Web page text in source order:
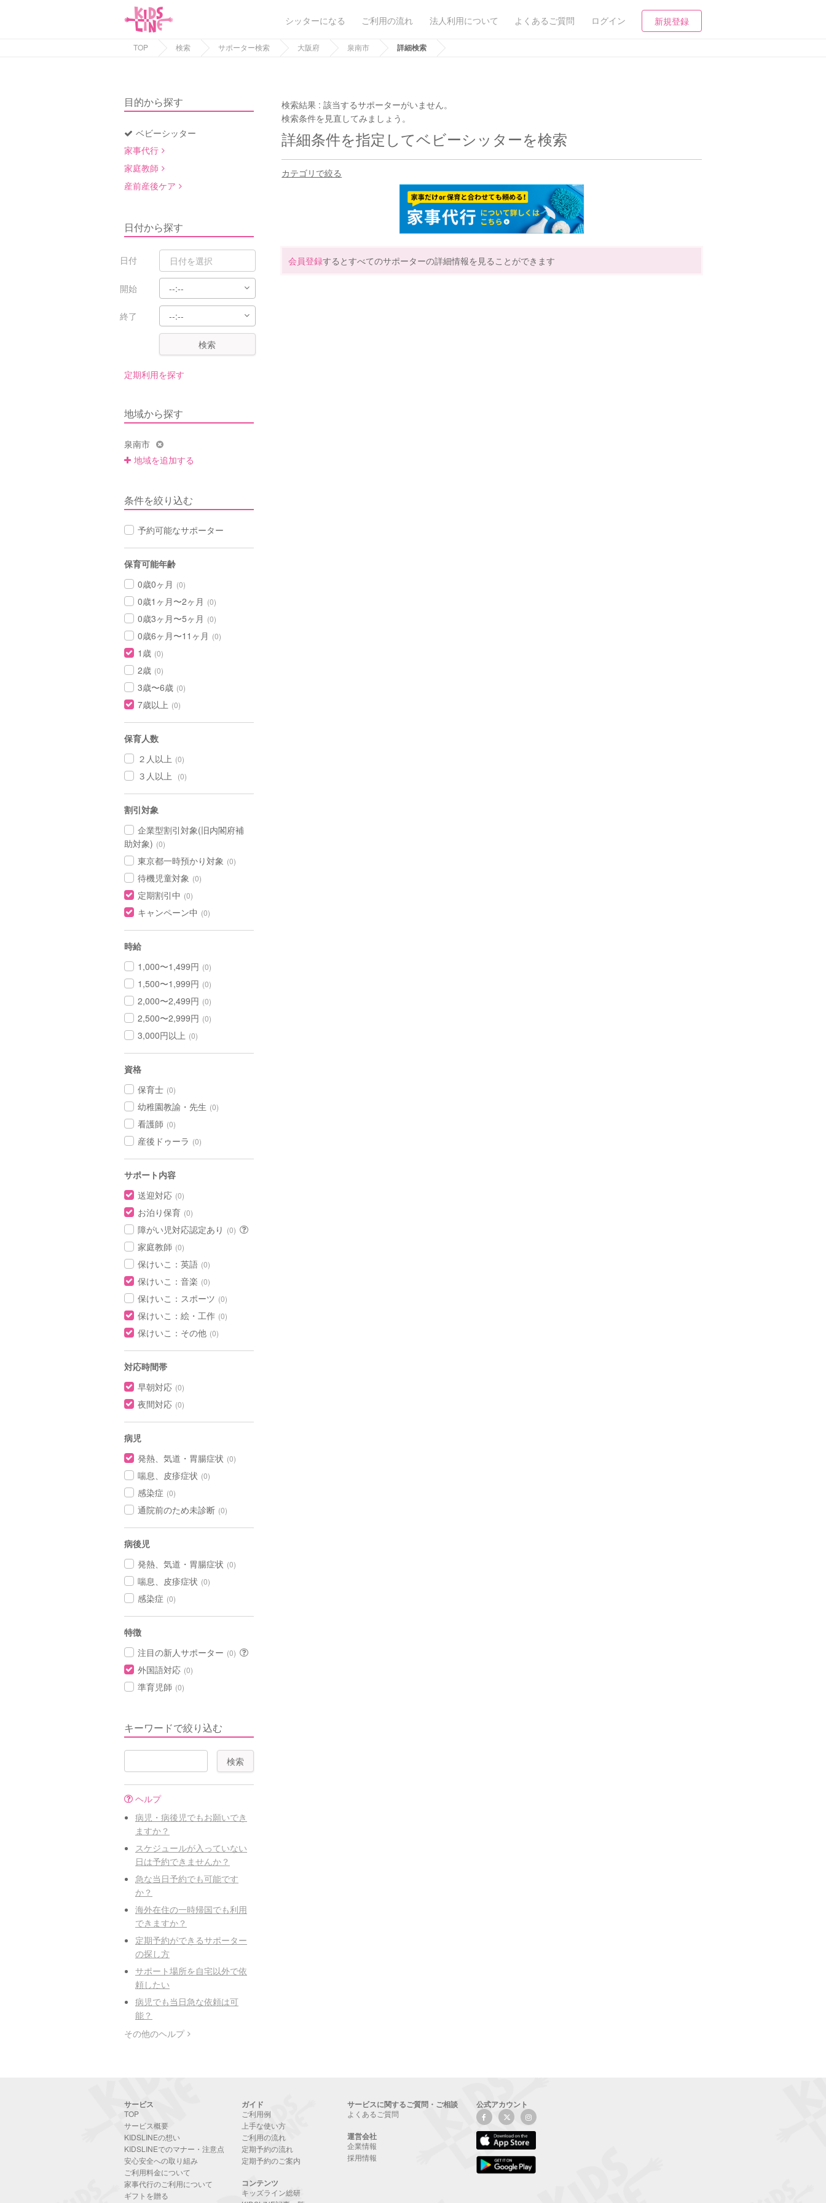
シッターになる ご利用の流れ 法人利用について よくあるご質問 ログイン 新規登録
TOP 検索 サポーター検索 大阪府 泉南市 詳細検索
目的から探す
ベビーシッター
家事代行
家庭教師
産前産後ケア
日付から探す
日付
開始
終了
検索
定期利用を探す
地域から探す
泉南市
地域を追加する
条件を絞り込む
予約可能なサポーター
保育可能年齢
0歳0ヶ月 (0)
0歳1ヶ月〜2ヶ月 (0)
0歳3ヶ月〜5ヶ月 (0)
0歳6ヶ月〜11ヶ月 (0)
1歳 (0)
2歳 (0)
3歳〜6歳 (0)
7歳以上 (0)
保育人数
２人以上 (0)
３人以上 (0)
割引対象
企業型割引対象(旧内閣府補
助対象) (0)
東京都一時預かり対象 (0)
待機児童対象 (0)
定期割引中 (0)
キャンペーン中 (0)
時給
1,000〜1,499円 (0)
1,500〜1,999円 (0)
2,000〜2,499円 (0)
2,500〜2,999円 (0)
3,000円以上 (0)
資格
保育士 (0)
幼稚園教諭・先生 (0)
看護師 (0)
産後ドゥーラ (0)
サポート内容
送迎対応 (0)
お泊り保育 (0)
障がい児対応認定あり (0)
家庭教師 (0)
保けいこ：英語 (0)
保けいこ：音楽 (0)
保けいこ：スポーツ (0)
保けいこ：絵・工作 (0)
保けいこ：その他 (0)
対応時間帯
早朝対応 (0)
夜間対応 (0)
病児
発熱、気道・胃腸症状 (0)
喘息、皮疹症状 (0)
感染症 (0)
通院前のため未診断 (0)
病後児
発熱、気道・胃腸症状 (0)
喘息、皮疹症状 (0)
感染症 (0)
特徴
注目の新人サポーター (0)
外国語対応 (0)
準育児師 (0)
キーワードで絞り込む
ヘルプ
病児・病後児でもお願いでき
ますか？
スケジュールが入っていない
日は予約できませんか？
急な当日予約でも可能です
か？
海外在住の一時帰国でも利用
できますか？
定期予約ができるサポーター
の探し方
サポート場所を自宅以外で依
頼したい
病児でも当日急な依頼は可
能？
その他のヘルプ
検索結果 :該当するサポーターがいません。
検索条件を見直してみましょう。
詳細条件を指定してベビーシッターを検索
カテゴリで絞る
会員登録するとすべてのサポーターの詳細情報を見ることができます
サービス
TOP
サービス概要
KIDSLINEの想い
KIDSLINEでのマナー・注意点
安心安全への取り組み
ご利用料金について
家事代行のご利用について
ギフトを贈る
ガイド
ご利用例
上手な使い方
ご利用の流れ
定期予約の流れ
定期予約のご案内
コンテンツ
キッズライン総研
サービスに関するご質問・ご相談
よくあるご質問
運営会社
企業情報
採用情報
公式アカウント